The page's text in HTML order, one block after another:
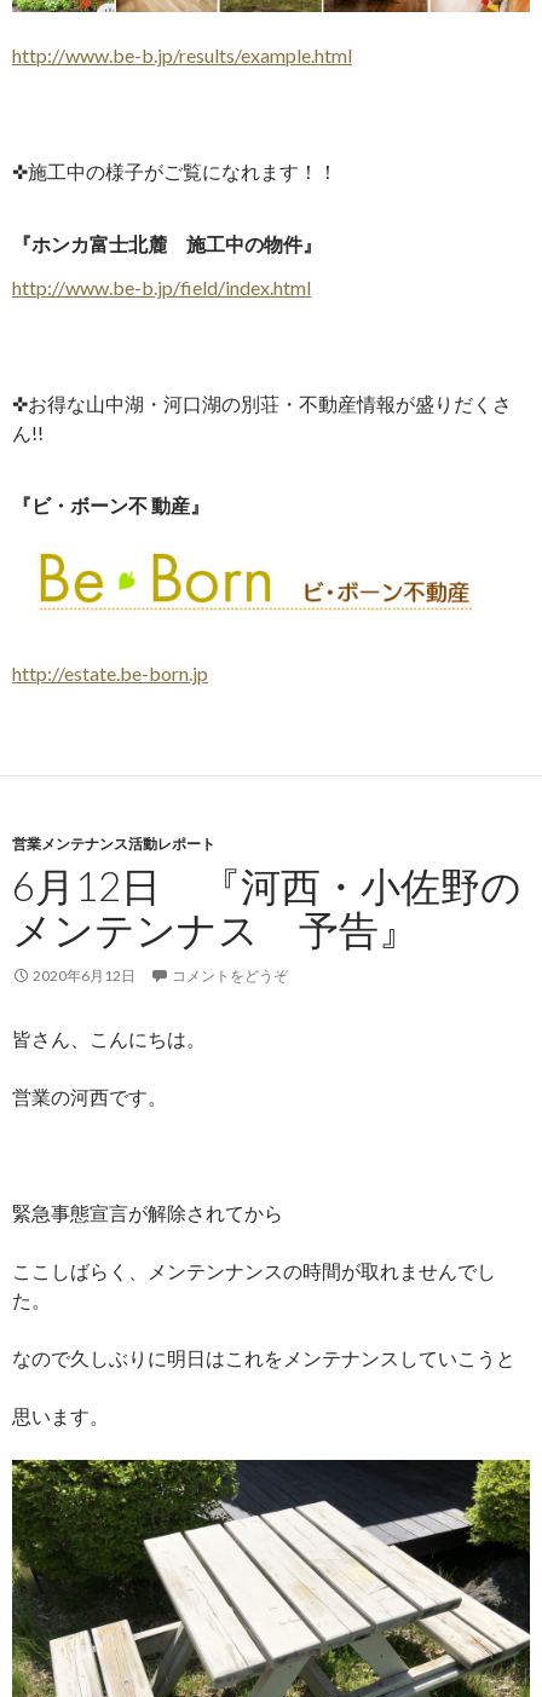
http://www.be-b.jp/results/example.html
✜施工中の様子がご覧になれます！！
『ホンカ富士北麓 施工中の物件』
http://www.be-b.jp/field/index.html
✜お得な山中湖・河口湖の別荘・不動産情報が盛りだくさ
ん!!
『ビ・ボーン不 動産』
http://estate.be-born.jp
営業メンテナンス活動レポート
6月12日 『河西・小佐野の
メンテンナス 予告』
2020年6月12日 コメントをどうぞ
皆さん、こんにちは。
営業の河西です。
緊急事態宣言が解除されてから
ここしばらく、メンテンナンスの時間が取れませんでし
た。
なので久しぶりに明日はこれをメンテナンスしていこうと
思います。